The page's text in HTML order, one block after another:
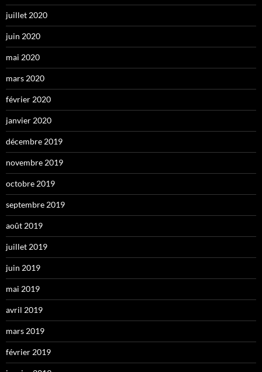
juillet 2020
juin 2020
mai 2020
mars 2020
février 2020
janvier 2020
décembre 2019
novembre 2019
octobre 2019
septembre 2019
août 2019
juillet 2019
juin 2019
mai 2019
avril 2019
mars 2019
février 2019